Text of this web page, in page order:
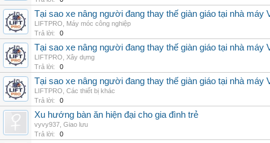
Tại sao xe nâng người đang thay thế giàn giáo tại nhà máy
LIFTPRO
Máy móc công nghiệp
Trả lời:
0
Tại sao xe nâng người đang thay thế giàn giáo tại nhà máy
LIFTPRO
Xây dựng
Trả lời:
0
Tại sao xe nâng người đang thay thế giàn giáo tại nhà máy
LIFTPRO Các thiết bị khác
Trả lời:
0
Xu hướng bàn ăn hiện đại cho gia đình trẻ
vyvy937 Giao lưu
Trả lời:
0